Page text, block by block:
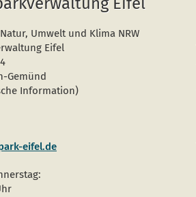
Umwelt und Klima NRW
Eifel
Gemünd
Information)
eifel.de